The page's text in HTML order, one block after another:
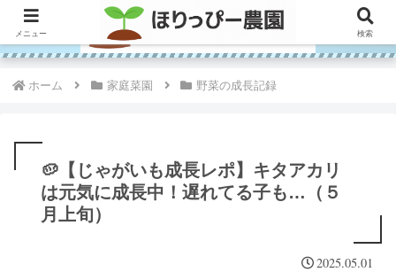
ホーム 家庭菜園 野菜の成長記録
🥔【じゃがいも成長レポ】キタアカリ
は元気に成長中！遅れてる子も…（５
月上旬）
2025.05.01
メニュー 検索